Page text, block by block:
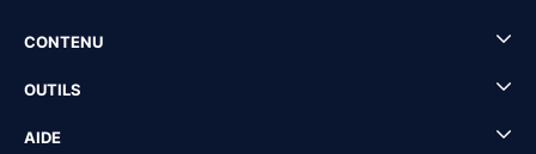
CONTENU
OUTILS
AIDE